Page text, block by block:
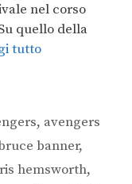
nel corso
quello della
tutto
, avengers
banner,
hemsworth,